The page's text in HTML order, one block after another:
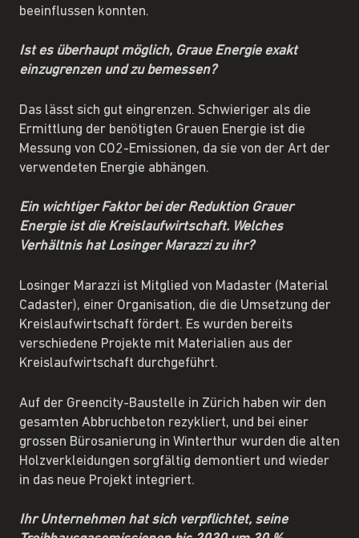
beeinflussen konnten.
Ist es überhaupt möglich, Graue Energie exakt
einzugrenzen und zu bemessen?
Das lässt sich gut eingrenzen. Schwieriger als die
Ermittlung der benötigten Grauen Energie ist die
Messung von CO2-Emissionen, da sie von der Art der
verwendeten Energie abhängen.
Ein wichtiger Faktor bei der Reduktion Grauer
Energie ist die Kreislaufwirtschaft. Welches
Verhältnis hat Losinger Marazzi zu ihr?
Losinger Marazzi ist Mitglied von Madaster (Material
Cadaster), einer Organisation, die die Umsetzung der
Kreislaufwirtschaft fördert. Es wurden bereits
verschiedene Projekte mit Materialien aus der
Kreislaufwirtschaft durchgeführt.
Auf der Greencity-Baustelle in Zürich haben wir den
gesamten Abbruchbeton rezykliert, und bei einer
grossen Bürosanierung in Winterthur wurden die alten
Holzverkleidungen sorgfältig demontiert und wieder
in das neue Projekt integriert.
Ihr Unternehmen hat sich verpflichtet, seine